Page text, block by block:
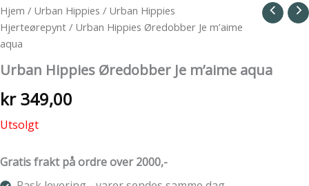
Hjem / Urban Hippies / Urban Hippies
Hjerteørepynt / Urban Hippies Øredobber Je m’aime
aqua
Urban Hippies Øredobber Je m’aime aqua
kr349,00
Utsolgt
Gratis frakt på ordre over 2000,-